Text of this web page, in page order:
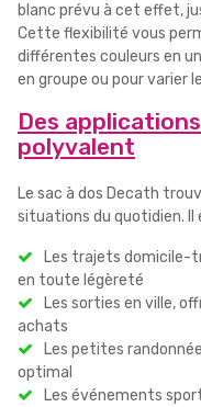
blanc prévu à cet effet,
Cette flexibilité vous
différentes couleurs en
en groupe ou pour varier
Des
polyvalent
Le sac à dos Decath
situations du quotidien. Il
Les trajets domicile-
en toute légèreté
Les sorties en ville,
achats
Les petites
optimal
Les événements